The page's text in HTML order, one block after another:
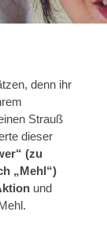
denn ihr
Strauß
dieser
(zu
„Mehl“)
und